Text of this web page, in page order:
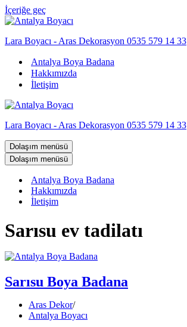
İçeriğe geç
Lara Boyacı - Aras Dekorasyon 0535 579 14 33
Antalya Boya Badana
Hakkımızda
İletişim
Lara Boyacı - Aras Dekorasyon 0535 579 14 33
Dolaşım menüsü
Dolaşım menüsü
Antalya Boya Badana
Hakkımızda
İletişim
Sarısu ev tadilatı
Sarısu Boya Badana
Aras Dekor
Antalya Boyacı